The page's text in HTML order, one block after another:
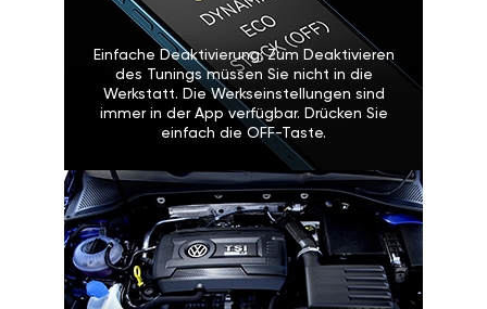
Einfache Deaktivierung: Zum Deaktivieren
des Tunings müssen Sie nicht in die
Werkstatt. Die Werkseinstellungen sind
immer in der App verfügbar. Drücken Sie
einfach die OFF-Taste.